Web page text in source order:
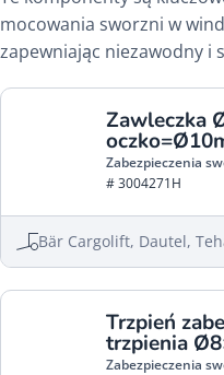
mocowania sworzni w
zapewniając niezawodny i
Zawleczka
Zabezpieczenia
# 3004271H
Bär Cargolift, Dautel,
Trzpień
trzpienia
Zabezpieczenia